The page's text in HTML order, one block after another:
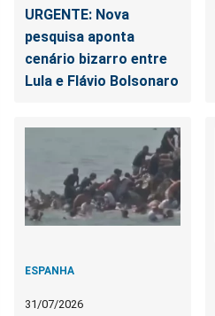
URGENTE: Nova
pesquisa aponta
cenário bizarro entre
Lula e Flávio Bolsonaro
ESPANHA
31/07/2026